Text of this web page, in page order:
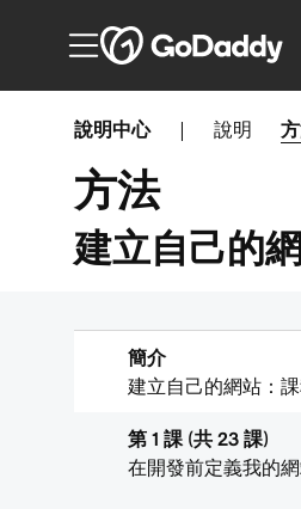
說明中心 說明
方法
建立自己的
簡介
建立自己的網站：
第 1 課 (共 23 課)
在開發前定義我的